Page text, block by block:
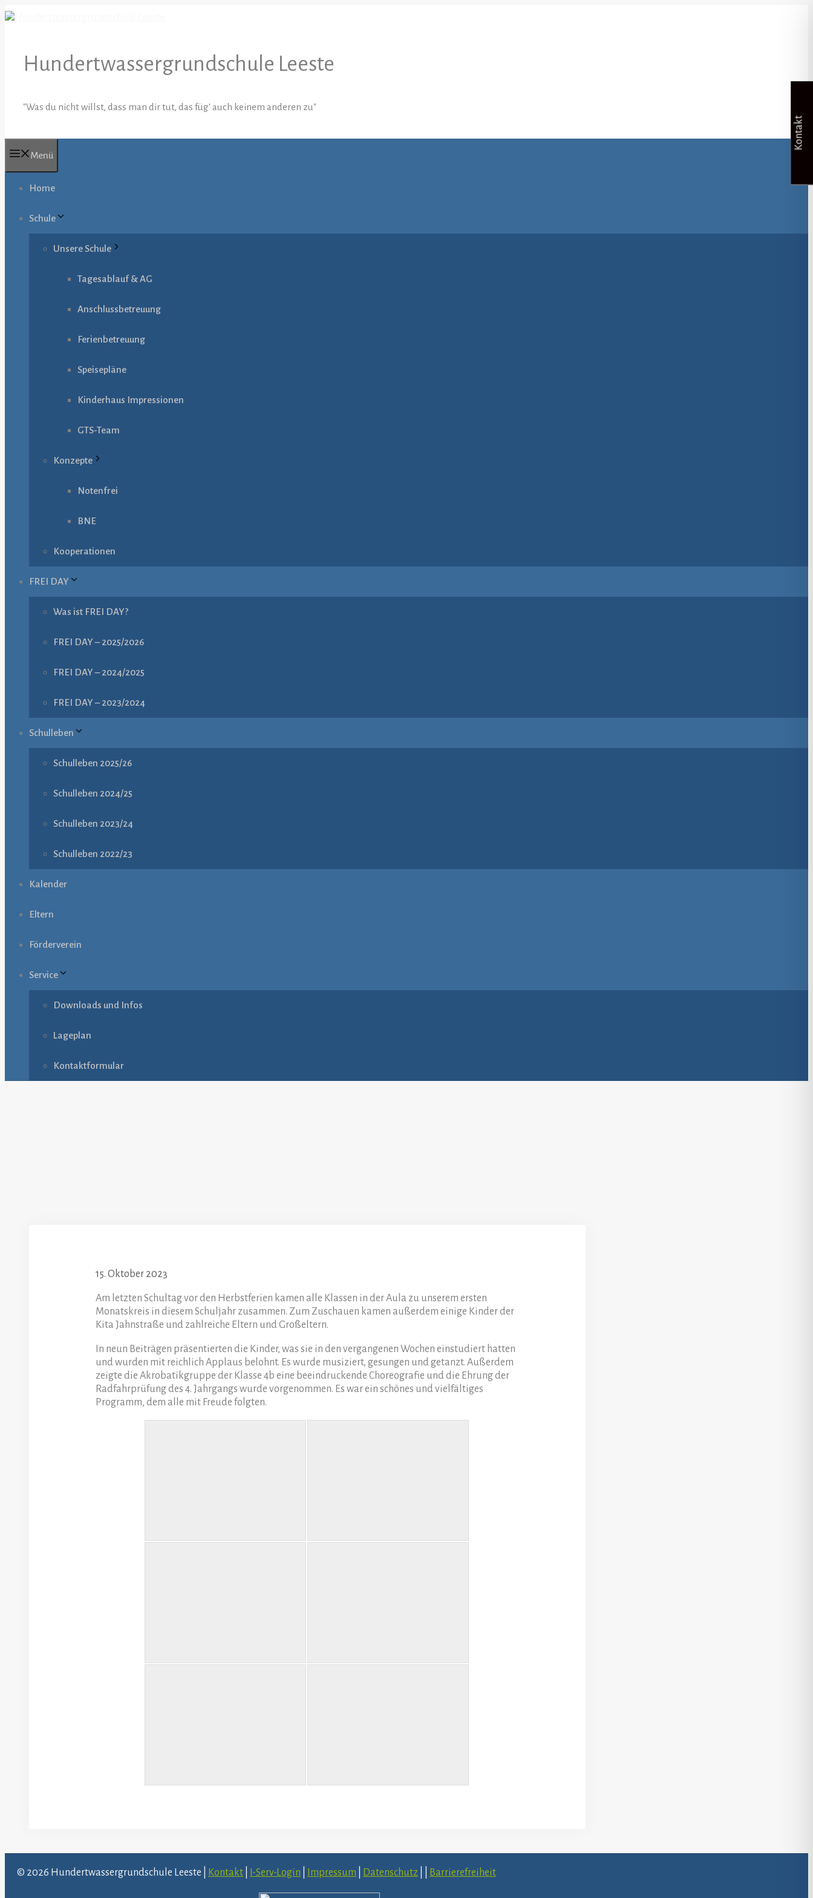
Zum
Inhalt
Hundertwassergrundschule Leeste
"Was du nicht willst, dass man dir tut, das füg' auch keinem anderen zu"
Menü
Home
Schule
Unsere Schule
Tagesablauf & AG
Anschlussbetreuung
Ferienbetreuung
Speisepläne
Kinderhaus Impressionen
GTS-Team
Konzepte
Notenfrei
BNE
Kooperationen
FREI DAY
Was ist FREI DAY?
FREI DAY – 2025/2026
FREI DAY – 2024/2025
FREI DAY – 2023/2024
Schulleben
Schulleben 2025/26
Schulleben 2024/25
Schulleben 2023/24
Schulleben 2022/23
Kalender
Eltern
Förderverein
Service
Downloads und Infos
Lageplan
Kontaktformular
15. Oktober 2023
Am letzten Schultag vor den Herbstferien kamen alle Klassen in der Aula zu unserem ersten
Monatskreis in diesem Schuljahr zusammen. Zum Zuschauen kamen außerdem einige Kinder der
Kita Jahnstraße und zahlreiche Eltern und Großeltern.
In neun Beiträgen präsentierten die Kinder, was sie in den vergangenen Wochen einstudiert hatten
und wurden mit reichlich Applaus belohnt. Es wurde musiziert, gesungen und getanzt. Außerdem
zeigte die Akrobatikgruppe der Klasse 4b eine beeindruckende Choreografie und die Ehrung der
Radfahrprüfung des 4. Jahrgangs wurde vorgenommen. Es war ein schönes und vielfältiges
Programm, dem alle mit Freude folgten.
© 2026 Hundertwassergrundschule Leeste | Kontakt I-Serv-Login Impressum Datenschutz Barrierefreiheit
Kontakt